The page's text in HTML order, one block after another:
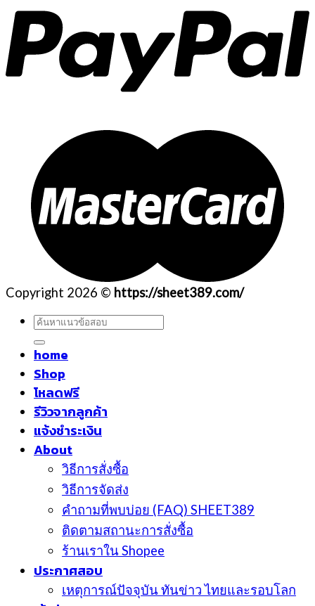
Copyright 2026 © https://sheet389.com/
ค้นหา:
home
Shop
โหลดฟรี
รีวิวจากลูกค้า
แจ้งชำระเงิน
About
วิธีการสั่งซื้อ
วิธีการจัดส่ง
คำถามที่พบบ่อย (FAQ) SHEET389
ติดตามสถานะการสั่งซื้อ
ร้านเราใน Shopee
ประกาศสอบ
เหตุการณ์ปัจจุบัน ทันข่าว ไทยและรอบโลก